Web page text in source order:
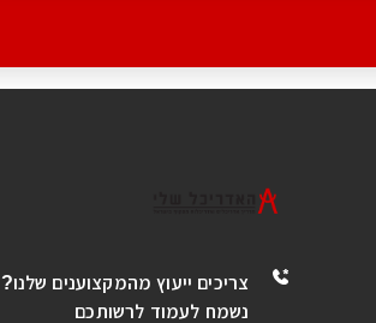
צריכים ייעוץ מהמקצוענים שלנו?
נשמח לעמוד לרשותכם